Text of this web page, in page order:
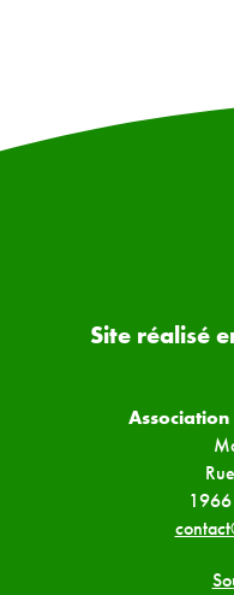
Site réalisé
Association